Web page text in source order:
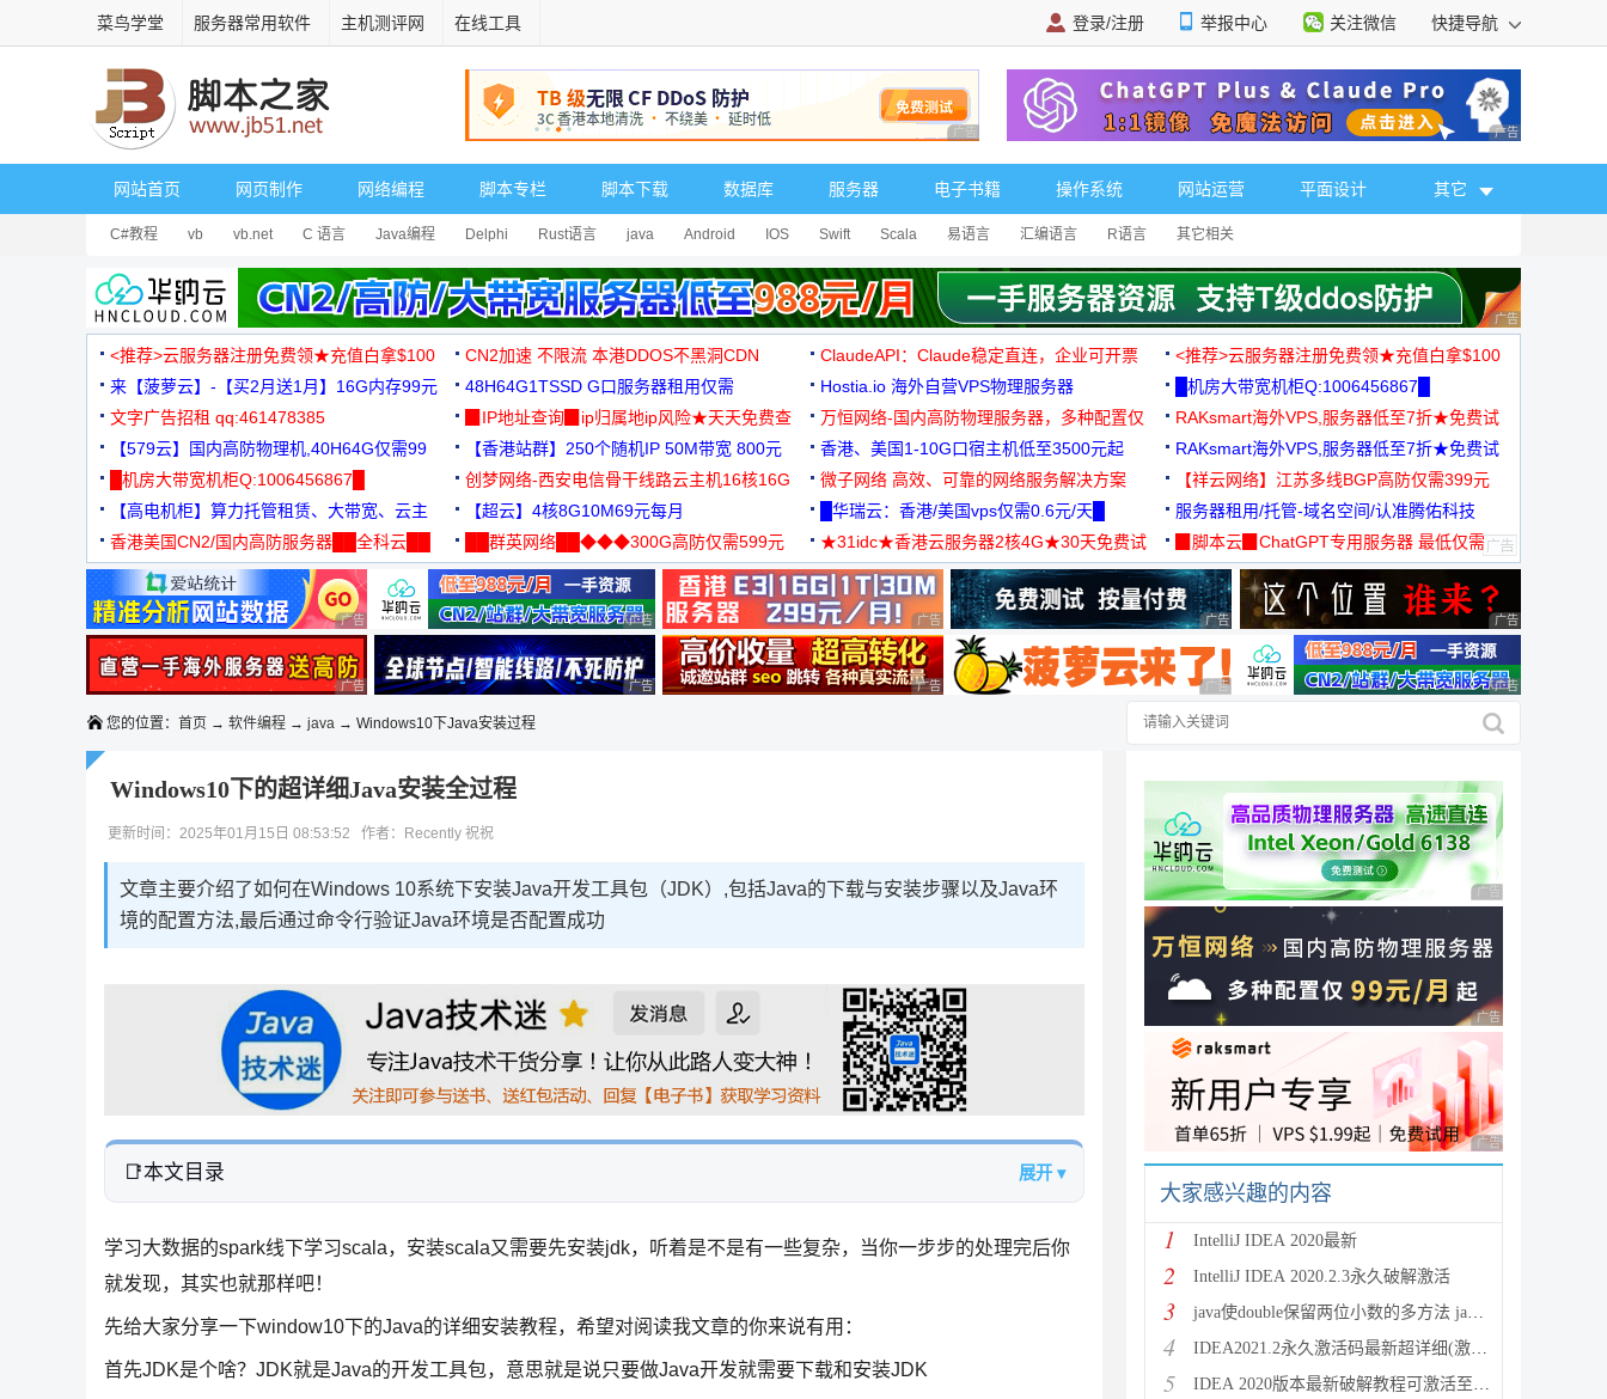
菜鸟学堂 服务器常用软件 主机测评网 在线工具 登录/注册 举报中心 关注微信 快捷导航
广告 商业广告，理性选择 广告 商业广告，理
网站首页 网页制作 网络编程 脚本专栏 脚本下载 数据库 服务器 电子书籍 操作系统 网站运营 平面设计 其它
C#教程 vb vb.net C 语言 Java编程 Delphi Rust语言 java Android IOS Swift Scala 易语言 汇编语言 R语言 其它相关
广告 商业广告，理
<推荐>云服务器注册免费领★充值白拿$100 CN2加速 不限流 本港DDOS不黑洞CDN ClaudeAPI：Claude稳定直连，企业可开票
<推荐>云服务器注册免费领★充值白拿$100
来【菠萝云】-【买2月送1月】16G内存99元
48H64G1TSSD G口服务器租用仅需
3000+可免费测试
Hostia.io 海外自营VPS物理服务器
█机房大带宽机柜Q:1006456867█
文字广告招租 qq:461478385
▉IP地址查询▉ip归属地ip风险★天天免费查
万恒网络-国内高防物理服务器，多种配置仅
99元/月起
RAKsmart海外VPS,服务器低至7折★免费试
用★
【579云】国内高防物理机,40H64G仅需99
元
【香港站群】250个随机IP 50M带宽 800元 香港、美国1-10G口宿主机低至3500元起
RAKsmart海外VPS,服务器低至7折★免费试
用★
█机房大带宽机柜Q:1006456867█
创梦网络-西安电信骨干线路云主机16核16G
88元/月
微子网络 高效、可靠的网络服务解决方案
【祥云网络】江苏多线BGP高防仅需399元
【高电机柜】算力托管租赁、大带宽、云主
机
【超云】4核8G10M69元每月 █华瑞云：香港/美国vps仅需0.6元/天█
服务器租用/托管-域名空间/认准腾佑科技
香港美国CN2/国内高防服务器██全科云██
██群英网络██◆◆◆300G高防仅需599元
◆◆◆
★31idc★香港云服务器2核4G★30天免费试
用◆
▉脚本云▉ChatGPT专用服务器 最低仅需
19元/月
广告 商业广告，理性选择 广告 商业广告，理性选择 广告 商业广告，理性选择 广告 商业广告，理性选择 广告 商业广告，理
广告 商业广告，理性选择 广告 商业广告，理性选择 广告 商业广告，理性选择 广告 商业广告，理性选择 广告 商业广告，理
您的位置： 首页 → 软件编程 → java → Windows10下Java安装过程
Windows10下的超详细Java安装全过程
更新时间：2025年01月15日 08:53:52 作者：Recently 祝祝
文章主要介绍了如何在Windows 10系统下安装Java开发工具包（JDK）,包括Java的下载与安装步骤以及Java环
境的配置方法,最后通过命令行验证Java环境是否配置成功
本文目录 展开 ▾
学习大数据的spark线下学习scala，安装scala又需要先安装jdk，听着是不是有一些复杂，当你一步步的处理完后你
就发现，其实也就那样吧！
先给大家分享一下window10下的Java的详细安装教程，希望对阅读我文章的你来说有用：
首先JDK是个啥？JDK就是Java的开发工具包，意思就是说只要做Java开发就需要下载和安装JDK
广告 商业广告，理性
广告 商业广告，理性
广告 商业广告，理性
大家感兴趣的内容
1 IntelliJ IDEA 2020最新
2 IntelliJ IDEA 2020.2.3永久破解激活
3 java使double保留两位小数的多方法 java保留两位
4 IDEA2021.2永久激活码最新超详细(激活到2099)
5 IDEA 2020版本最新破解教程可激活至2089